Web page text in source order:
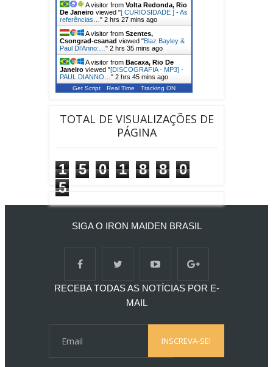
A visitor from Volta Redonda, Rio
De Janeiro viewed "[ CURIOSIDADE ] - As
referências… " 2 hrs 27 mins ago
A visitor from Szentes,
Csongrad-csanad viewed "Blaz Bayley &
Paul Di'Anno:… " 2 hrs 35 mins ago
A visitor from Bacaxa, Rio De
Janeiro viewed "[DISCOGRAFIA - MP3] -
PAUL DIANNO… " 2 hrs 45 mins ago
Get Script Real Time Tracking ON
TOTAL DE VISUALIZAÇÕES DE
PÁGINA
1 5 0 1 8 8
0
5
SIGA O IRON MAIDEN BRASIL
RECEBA TODAS AS NOTÍCIAS POR E-
MAIL